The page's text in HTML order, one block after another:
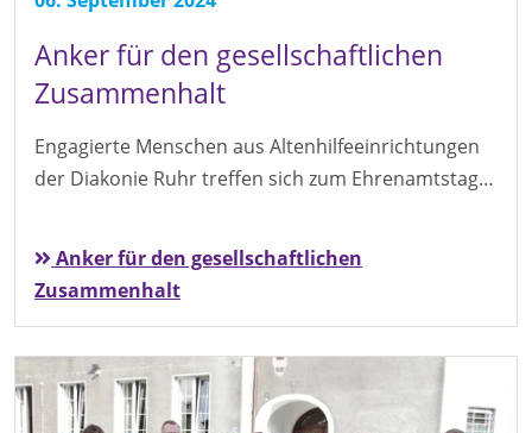
Anker für den gesellschaftlichen
Zusammenhalt
Engagierte Menschen aus Altenhilfeeinrichtungen
der Diakonie Ruhr treffen sich zum Ehrenamtstag…
Anker für den gesellschaftlichen
Zusammenhalt